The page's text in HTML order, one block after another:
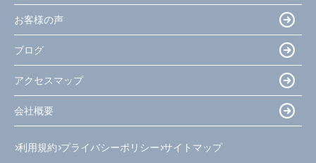
お客様の声
ブログ
アクセスマップ
会社概要
利用規約 プライバシーポリシー サイトマップ